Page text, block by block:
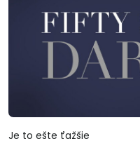
Je to ešte ťažšie